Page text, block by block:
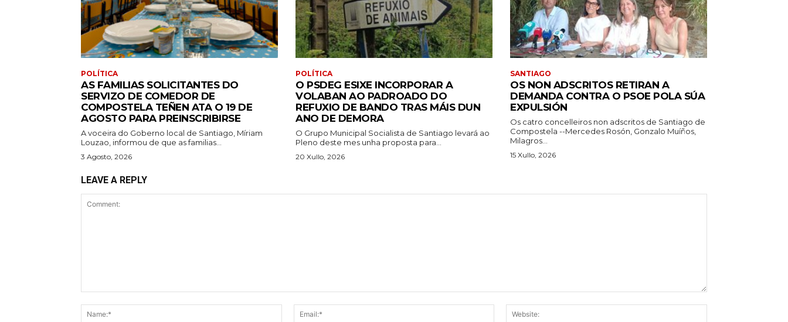
POLÍTICA
AS FAMILIAS SOLICITANTES DO
SERVIZO DE COMEDOR DE
COMPOSTELA TEÑEN ATA O 19 DE
AGOSTO PARA PREINSCRIBIRSE
A voceira do Goberno local de Santiago, Míriam
Louzao, informou de que as familias...
3 Agosto, 2026
POLÍTICA
O PSDEG ESIXE INCORPORAR A
VOLABAN AO PADROADO DO
REFUXIO DE BANDO TRAS MÁIS DUN
ANO DE DEMORA
O Grupo Municipal Socialista de Santiago levará ao
Pleno deste mes unha proposta para...
20 Xullo, 2026
SANTIAGO
OS NON ADSCRITOS RETIRAN A
DEMANDA CONTRA O PSOE POLA SÚA
EXPULSIÓN
Os catro concelleiros non adscritos de Santiago de
Compostela --Mercedes Rosón, Gonzalo Muíños,
Milagros...
15 Xullo, 2026
LEAVE A REPLY
Name:*
Email:*